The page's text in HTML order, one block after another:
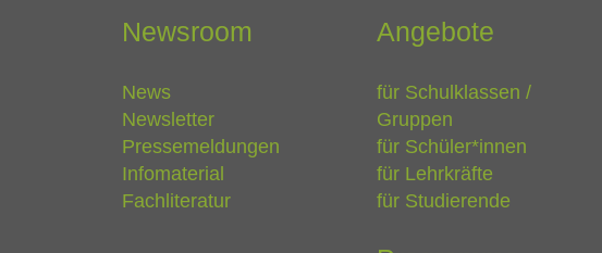
Newsroom
News
Newsletter
Pressemeldungen
Infomaterial
Fachliteratur
Angebote
für Schulklassen /
Gruppen
für Schüler*innen
für Lehrkräfte
für Studierende